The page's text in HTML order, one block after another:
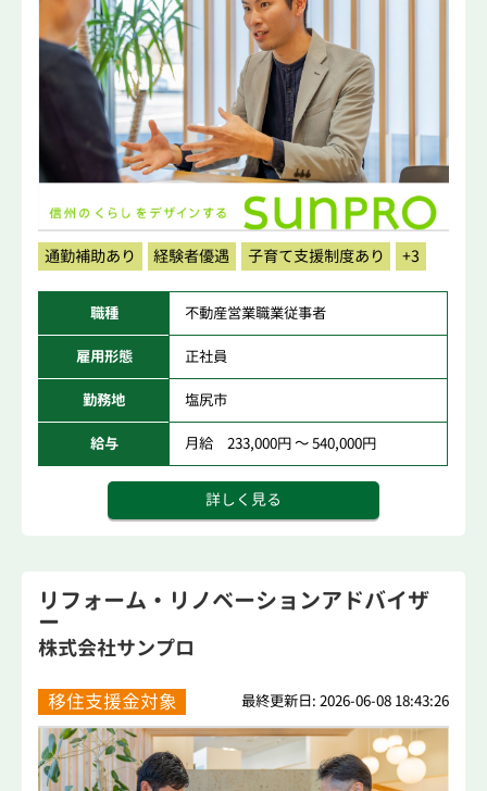
通勤補助あり 経験者優遇 子育て支援制度あり +3
職種 不動産営業職業従事者
雇用形態 正社員
勤務地 塩尻市
給与 月給 233,000円 ～ 540,000円
詳しく見る
リフォーム・リノベーションアドバイザ
ー
株式会社サンプロ
移住支援金対象 最終更新日: 2026-06-08 18:43:26